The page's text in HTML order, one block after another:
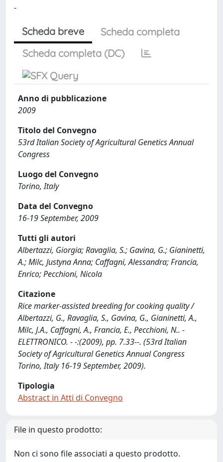
-
Scheda breve
Scheda completa
Scheda completa (DC)
Anno di pubblicazione
2009
Titolo del Convegno
53rd Italian Society of Agricultural Genetics Annual
Congress
Luogo del Convegno
Torino, Italy
Data del Convegno
16-19 September, 2009
Tutti gli autori
Albertazzi, Giorgia; Ravaglia, S.; Gavina, G.; Gianinetti,
A.; Milc, Justyna Anna; Caffagni, Alessandra; Francia,
Enrico; Pecchioni, Nicola
Citazione
Rice marker-assisted breeding for cooking quality /
Albertazzi, G., Ravaglia, S., Gavina, G., Gianinetti, A.,
Milc, J.A., Caffagni, A., Francia, E., Pecchioni, N.. -
ELETTRONICO. - -:(2009), pp. 7.33--. (53rd Italian
Society of Agricultural Genetics Annual Congress
Torino, Italy 16-19 September, 2009).
Tipologia
Abstract in Atti di Convegno
File in questo prodotto:
Non ci sono file associati a questo prodotto.